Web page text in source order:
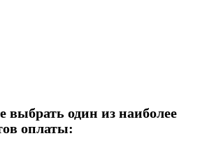
выбрать один из наиболее
оплаты: